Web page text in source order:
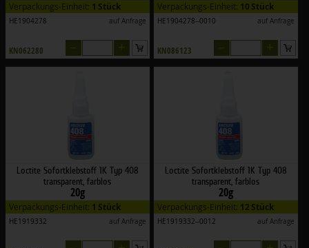
Verpackungs-Einheit: 1 Stück
HE1904278 auf Anfrage
KN062280
Verpackungs-Einheit: 10 Stück
HE1904278--0010 auf Anfrage
KN086123
Loctite Sofortklebstoff 1K Typ 408
transparent, farblos
20g
Verpackungs-Einheit: 1 Stück
HE1919332 auf Anfrage
Loctite Sofortklebstoff 1K Typ 408
transparent, farblos
20g
Verpackungs-Einheit: 12 Stück
HE1919332--0012 auf Anfrage